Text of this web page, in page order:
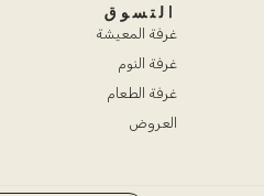
التسوق
غرفة المعيشة
غرفة النوم
غرفة الطعام
العروض